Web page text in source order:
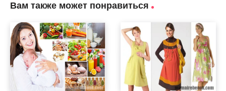
Вам также может понравиться